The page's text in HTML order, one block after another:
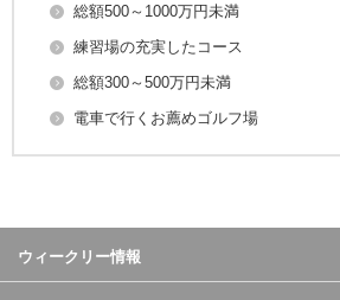
総額500～1000万円未満
練習場の充実したコース
総額300～500万円未満
電車で行くお薦めゴルフ場
総額150～300万円未満
総額150万円未満
ゆったり温泉･宿泊施設付きコース
ウィークリー情報